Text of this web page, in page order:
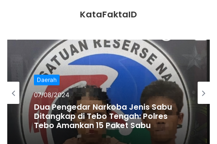
‘’Tapi bukan dirawat di ruang isolasi,’’ ungkapnya.
Muhamad Usman
KataFaktaID
Daerah
07/08/2024
Dua Pengedar Narkoba Jenis Sabu
Ditangkap di Tebo Tengah: Polres
Tebo Amankan 15 Paket Sabu